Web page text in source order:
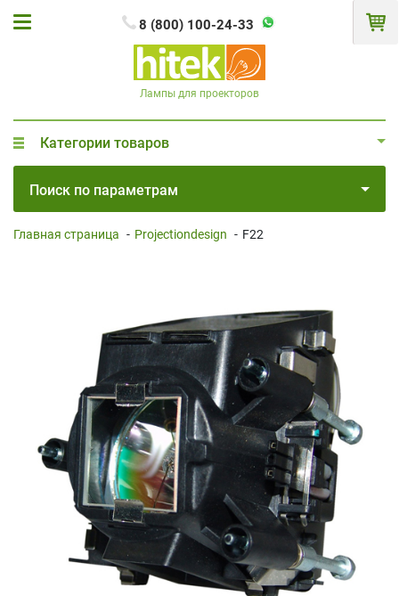
8 (800) 100-24-33
Лампы для проекторов
Категории товаров
Поиск по параметрам
Главная страница - Projectiondesign - F22